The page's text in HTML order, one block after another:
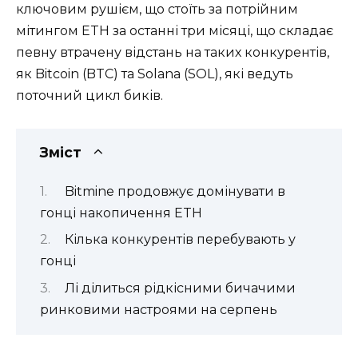
ключовим рушієм, що стоїть за потрійним
мітингом ETH за останні три місяці, що складає
певну втрачену відстань на таких конкурентів,
як Bitcoin (BTC) та Solana (SOL), які ведуть
поточний цикл биків.
Зміст
Bitmine продовжує домінувати в
гонці накопичення ETH
Кілька конкурентів перебувають у
гонці
Лі ділиться рідкісними бичачими
ринковими настроями на серпень